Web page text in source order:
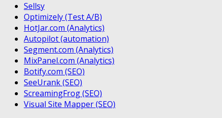
Sellsy
Optimizely (Test A/B)
HotJar.com (Analytics)
Autopilot (automation)
Segment.com (Analytics)
MixPanel.com (Analytics)
Botify.com (SEO)
SeeUrank (SEO)
ScreamingFrog (SEO)
Visual Site Mapper (SEO)